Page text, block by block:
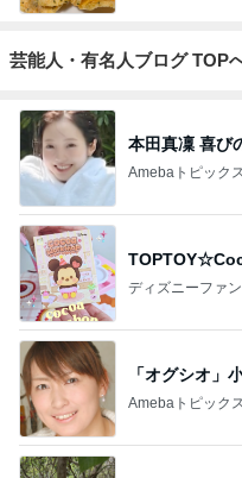
芸能人・有名人ブログ TOP
本田真凜 喜び
Amebaトピック
ディズニーファ
「オグシオ」
Amebaトピック